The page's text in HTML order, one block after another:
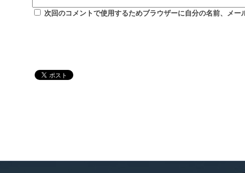
次回のコメントで使用するためブラウザーに自分の名前、メー